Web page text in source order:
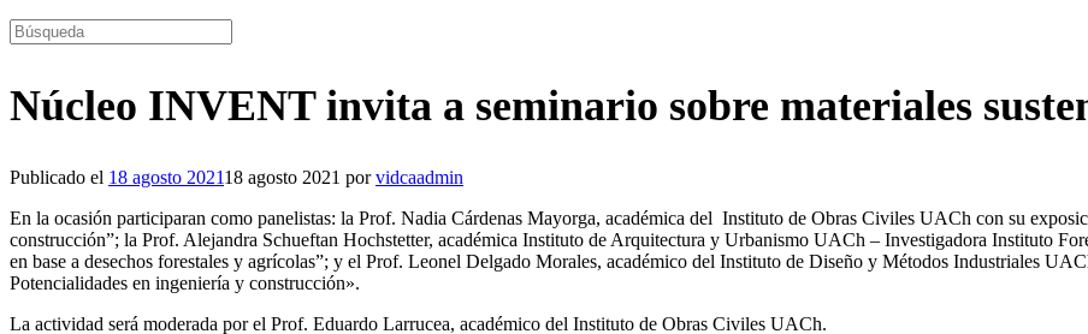
Buscar:
Núcleo INVENT invita a seminario sobre materiales
Publicado el 18 agosto 202118 agosto 2021 porvidcaadmin
En la ocasión participaran como panelistas: la Prof. Nadia Cárdenas Mayorga, académica del Instituto de Obras Civiles UACh con su
construcción”; la Prof. Alejandra Schueftan Hochstetter, académica Instituto de Arquitectura y Urbanismo UACh – Investigadora Instituto
en base a desechos forestales y agrícolas”; y el Prof. Leonel Delgado Morales, académico del Instituto de Diseño y Métodos Industriales
Potencialidades en ingeniería y construcción».
La actividad será moderada por el Prof. Eduardo Larrucea, académico del Instituto de Obras Civiles UACh.